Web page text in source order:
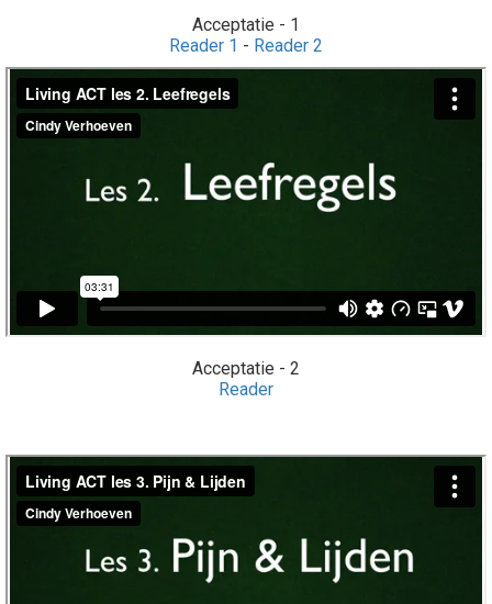
Acceptatie - 1
Reader 1 - Reader 2
Acceptatie - 2
Reader